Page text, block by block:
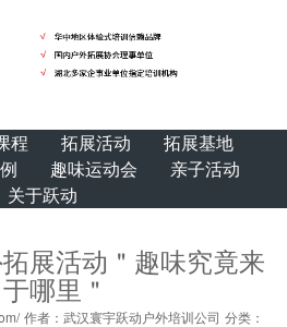
程 拓展活动
拓展基地
趣味运动会
亲子活动
关于跃动
展活动＂趣味究竟来
哪里＂
作者：武汉寰宇跃动户外培训公司 分类：